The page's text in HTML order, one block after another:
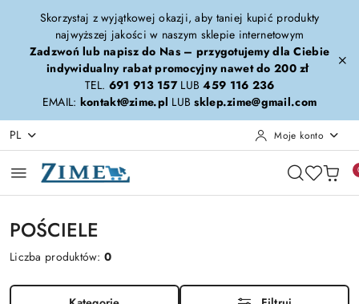
Przejdź do treści głównej
Przejdź do wyszukiwarki
Przejdź do moje konto
Przejdź do menu głównego
Przejdź do stopki
Skorzystaj z wyjątkowej okazji, aby taniej kupić produkty
najwyższej jakości w naszym sklepie internetowym
Zadzwoń lub napisz do Nas – przygotujemy dla Ciebie
indywidualny rabat promocyjny nawet do 200 zł
TEL. 691 913 157LUB459 116 236
EMAIL: kontakt@zime.pl LUBsklep.zime@gmail.com
PL Moje konto
POŚCIELE
Liczba produktów:0